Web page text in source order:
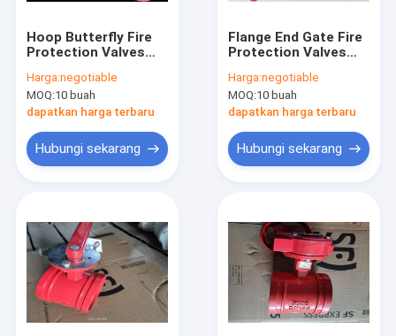
Hoop Butterfly Fire
Protection Valves
Tahan Karat
Harga:negotiable
MOQ:10 buah
dapatkan harga terbaru
Hubungi sekarang
Flange End Gate Fire
Protection Valves
Antibocor 1.6 Mpa
Harga:negotiable
MOQ:10 buah
dapatkan harga terbaru
Hubungi sekarang